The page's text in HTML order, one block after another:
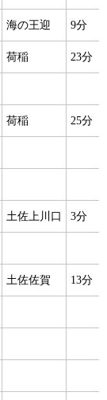
海の王迎 9分
荷稲 23分
荷稲 25分
土佐上川口 3分
土佐佐賀 13分